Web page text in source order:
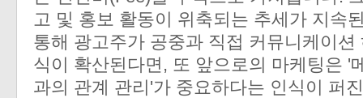
고 및 홍보 활동이 위축되는 추세가 지속
통해 광고주가 공중과 직접 커뮤니케이
식이 확산된다면, 또 앞으로의 마케팅은 '
과의 관계 관리'가 중요하다는 인식이 퍼